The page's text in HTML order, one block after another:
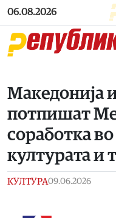
Skip to main content
06.08.2026
Македонија
потпишат
соработка
културата и
КУЛТУРА09.06.2026